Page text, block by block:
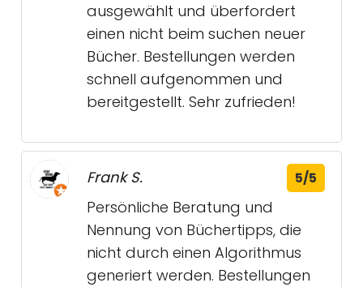
ausgewählt und überfordert
einen nicht beim suchen neuer
Bücher. Bestellungen werden
schnell aufgenommen und
bereitgestellt. Sehr zufrieden!
Frank S. 5/5
Persönliche Beratung und
Nennung von Büchertipps, die
nicht durch einen Algorithmus
generiert werden. Bestellungen